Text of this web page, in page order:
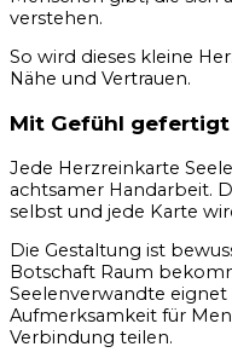
verstehen.
So wird dieses kleine
Nähe und Vertrauen.
Mit Gefühl gefertigt
Jede Herzreinkarte
achtsamer Handarbeit.
selbst und jede Karte
Die Gestaltung ist
Botschaft Raum
Seelenverwandte eignet
Aufmerksamkeit für
Verbindung teilen.